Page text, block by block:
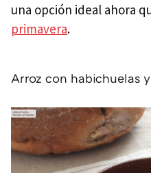
una opción ideal ahora
primavera.
Arroz con habichuelas